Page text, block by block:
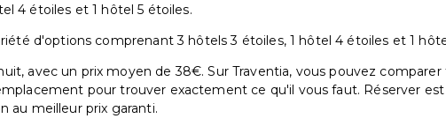
4 étoiles et 1 hôtel 5 étoiles.
d'options comprenant 3 hôtels 3 étoiles, 1 hôtel 4 étoiles et 1
avec un prix moyen de 38€. Sur Traventia, vous pouvez comparer
pour trouver exactement ce qu'il vous faut. Réserver
au meilleur prix garanti.